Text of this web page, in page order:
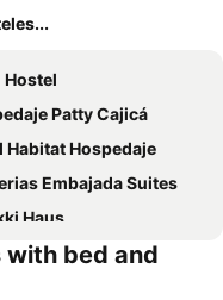
Hostel
Patty Cajicá
Habitat Hospedaje
Embajada Suites
Haus
Quinta Camacho
bed and